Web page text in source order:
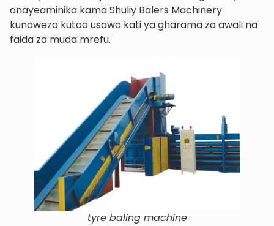
anayeaminika kama Shuliy Balers Machinery
kunaweza kutoa usawa kati ya gharama za awali na
faida za muda mrefu.
tyre baling machine